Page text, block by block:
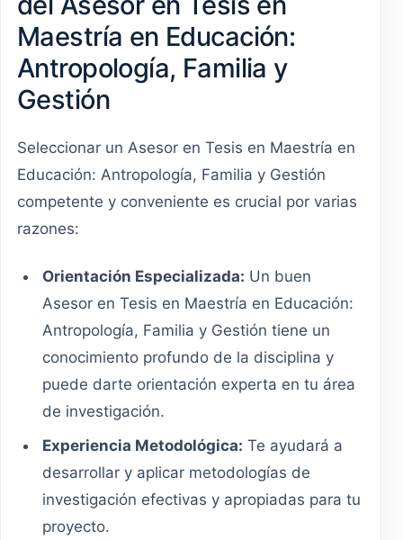
Maestría en Educación:
Antropología, Familia y
Gestión
Seleccionar un Asesor en Tesis en Maestría en
Educación: Antropología, Familia y Gestión
competente y conveniente es crucial por varias
razones:
Orientación Especializada: Un buen
Asesor en Tesis en Maestría en Educación:
Antropología, Familia y Gestión tiene un
conocimiento profundo de la disciplina y
puede darte orientación experta en tu área
de investigación.
Experiencia Metodológica: Te ayudará a
desarrollar y aplicar metodologías de
investigación efectivas y apropiadas para tu
proyecto.